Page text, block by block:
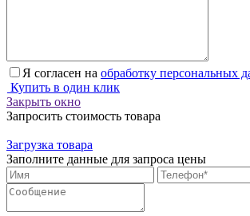
Я согласен на обработку персональных
Купить в один клик
Закрыть окно
Запросить стоимость товара
Загрузка товара
Заполните данные для запроса цены